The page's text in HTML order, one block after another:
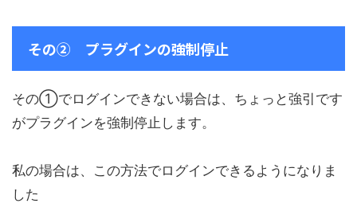
その② プラグインの強制停止
その①でログインできない場合は、ちょっと強引です
がプラグインを強制停止します。
私の場合は、この方法でログインできるようになりま
した